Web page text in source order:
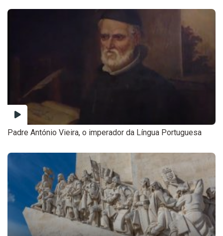
Padre António Vieira, o imperador da Língua Portuguesa